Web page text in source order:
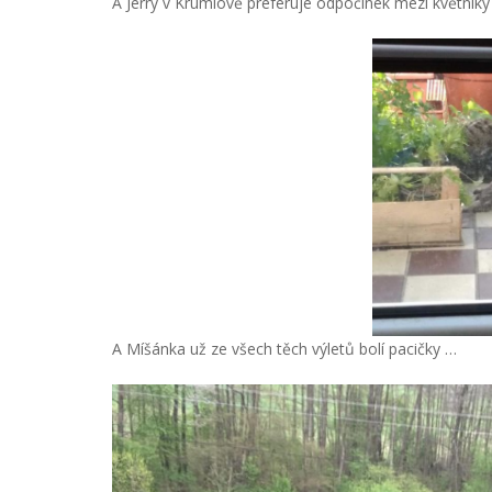
A Míšánka už ze všech těch výletů bolí pacičky …